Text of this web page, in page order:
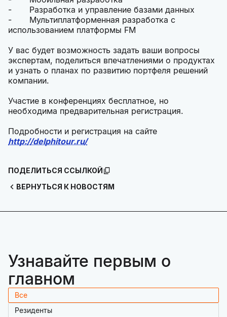
- Разработка и управление базами данных
- Мультиплатформенная разработка с
использованием платформы FM
У вас будет возможность задать ваши вопросы
экспертам, поделиться впечатлениями о продуктах
и узнать о планах по развитию портфеля решений
компании.
Участие в конференциях бесплатное, но
необходима предварительная регистрация.
Подробности и регистрация на сайте
http://delphitour.ru/
ВЕРНУТЬСЯ К НОВОСТЯМ
ПОДЕЛИТЬСЯ ССЫЛКОЙ
Узнавайте первым о
главном
Все
Резиденты